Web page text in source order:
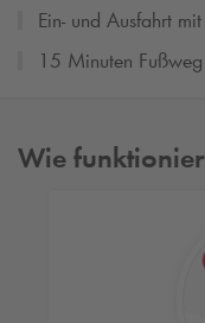
Ein- und Ausfahrt
15 Minuten
Wie